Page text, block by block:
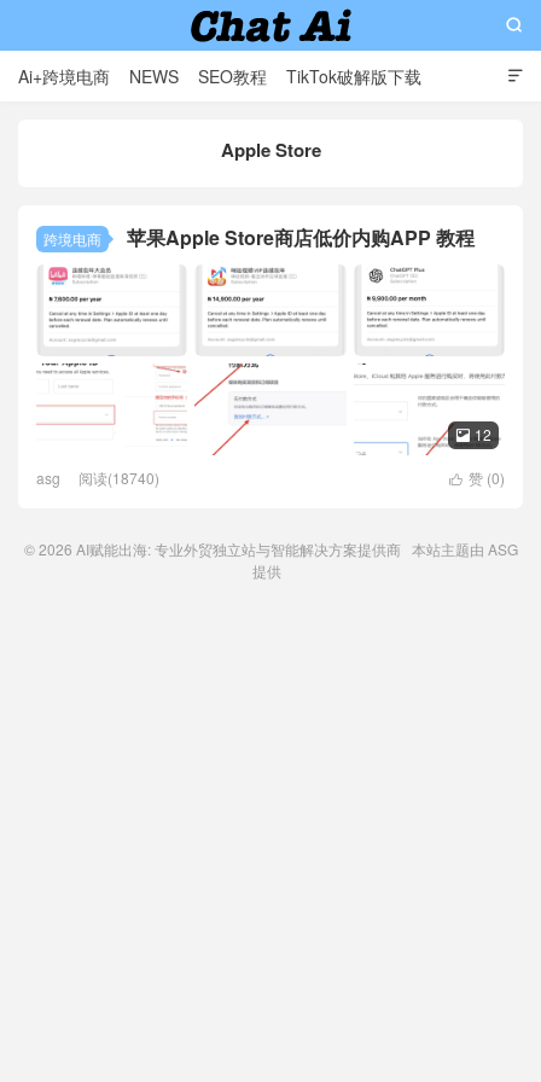

Ai+跨境电商 NEWS SEO教程 TikTok破解版下载

Apple Store
跨境电商 苹果Apple Store商店低价内购APP 教程
 12
 赞 (0)
asg 阅读(18740)
© 2026 AI赋能出海: 专业外贸独立站与智能解决方案提供商本站主题由 ASG
提供